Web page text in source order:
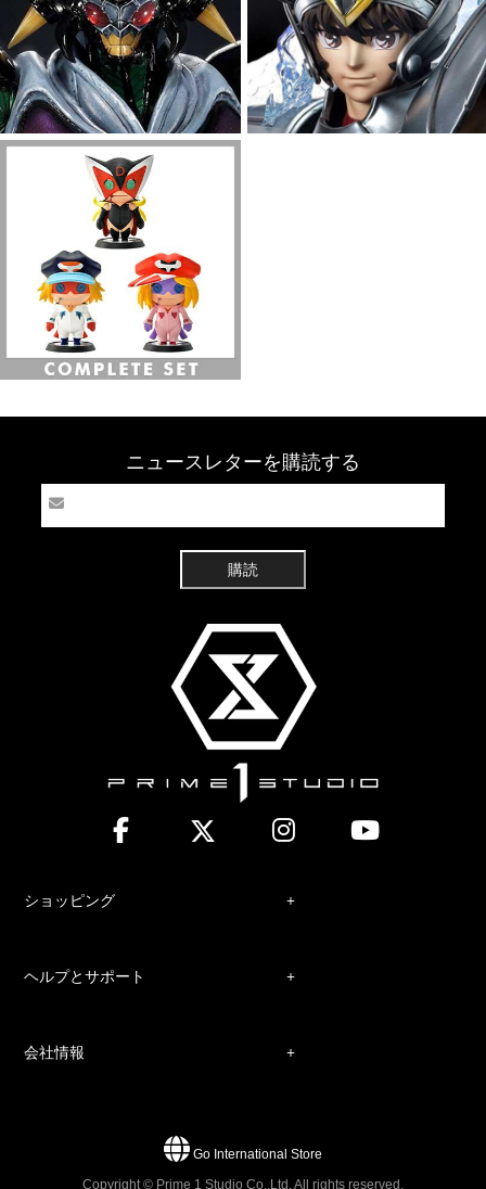
ニュースレターを購読する
購読
ショッピング
ヘルプとサポート
会社情報
Go International Store
Copyright © Prime 1 Studio Co.,Ltd. All rights reserved.